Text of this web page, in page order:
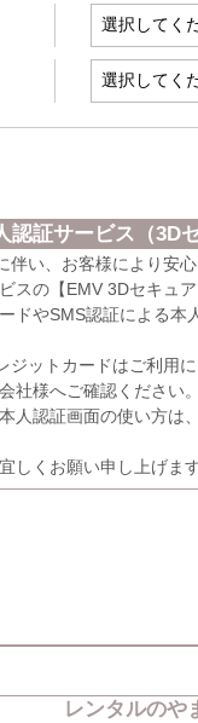
認証サービス（3D
伴い、お客様により
スの【EMV 3Dセキュ
ドやSMS認証による本
ットカードはご利用に
様へご確認ください。
認証画面の使い方は
しくお願い申し上げます
レンタルの